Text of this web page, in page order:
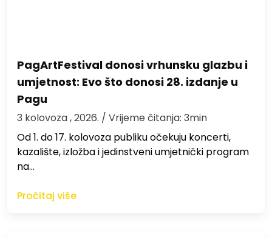
PagArtFestival donosi vrhunsku glazbu i
umjetnost: Evo što donosi 28. izdanje u
Pagu
3 kolovoza , 2026. / Vrijeme čitanja: 3min
Od 1. do 17. kolovoza publiku očekuju koncerti,
kazalište, izložba i jedinstveni umjetnički program
na…
Pročitaj više